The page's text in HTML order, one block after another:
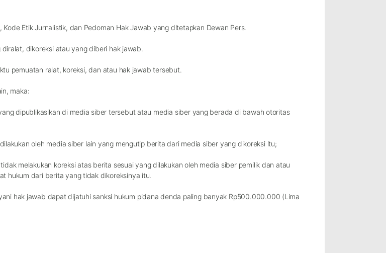
Etik Jurnalistik, dan Pedoman Hak Jawab yang ditetapkan Dewan Pers.
dikoreksi atau yang diberi hak jawab.
pemuatan ralat, koreksi, dan atau hak jawab tersebut.
maka:
dipublikasikan di media siber tersebut atau media siber yang berada di bawah otoritas
oleh media siber lain yang mengutip berita dari media siber yang dikoreksi itu;
melakukan koreksi atas berita sesuai yang dilakukan oleh media siber pemilik dan atau
hukum dari berita yang tidak dikoreksinya itu.
hak jawab dapat dijatuhi sanksi hukum pidana denda paling banyak Rp500.000.000 (Lima